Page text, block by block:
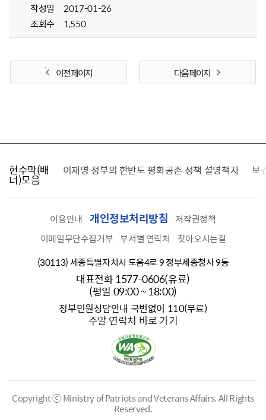
작성일
2017-01-26
조회수
1,550
이전 페이지 다음 페이지
현수막(배
너)모음
찾습니다 이재명 정부의 한반도 평화공존 정책 설명책자 보
이용안내 개인정보처리방침
저작권정책
이메일무단수집거부 부서별 연락처
찾아오시는길
(30113) 세종특별자치시 도움4로 9 정부세종청사 9동
대표전화 1577-0606(유료)
(평일 09:00 ~ 18:00)
정부민원상담안내 국번없이 110(무료)
주말 연락처 바로 가기
Copyright ⓒ Ministry of Patriots and Veterans Affairs.All Rights
Reserved.